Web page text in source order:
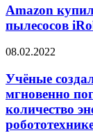
Чукотке
и
в
других
производителя
роботов-
пылесосов
за
миллиарда
Amazon
пылесосов
Учёные
материал,
который
может
мгновенно
поглощать
08.02.2022
Учёные
мгновенно
количество